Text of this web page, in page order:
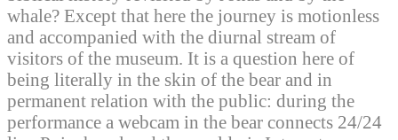
whale? Except that here the journey is motionless
and accompanied with the diurnal stream of
visitors of the museum. It is a question here of
being literally in the skin of the bear and in
permanent relation with the public: during the
performance a webcam in the bear connects 24/24